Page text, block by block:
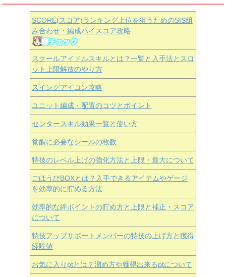
SCORE(スコア)ランキング上位を狙うためのSIS組
み合わせ・編成ハイスコア攻略
スクールアイドルスキルとは？一覧と入手法とスロ
ット上限解放のやり方
スイングアイコン攻略
ユニット編成・配置のコツとポイント
センタースキル効果一覧と使い方
覚醒に必要なシールの枚数
特技のレベル上げの強化方法と上限・最大について
ごほうびBOXとは？入手できるアイテムやゲージ
を効率的に貯める方法
効率的な絆ポイントの貯め方と上限と補正・スコア
について
特技アップサポートメンバーの特技の上げ方と獲得
経験値
お気に入りptとは？溜め方や獲得出来るptについて